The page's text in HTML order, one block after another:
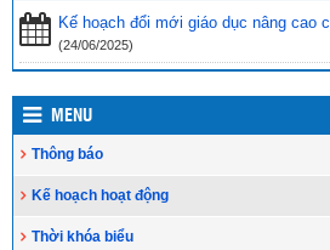
Kế hoạch đổi mới giáo dục nâng cao
(24/06/2025)
MENU
Thông báo
Kế hoạch hoạt động
Thời khóa biểu